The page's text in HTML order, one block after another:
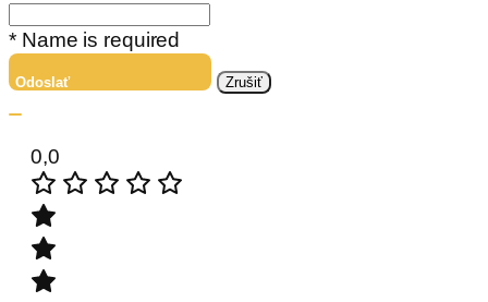
* Name is required
Odoslať Zrušiť
0,0